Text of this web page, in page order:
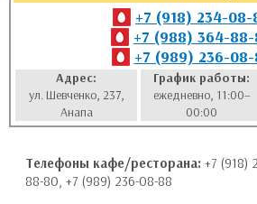
+7 (918) 234-08-
+7 (988) 364-
+7 (989) 236-
Адрес:
ул. Шевченко, 237,
Анапа
График работы:
ежедневно, 11:00–
00:00
Телефоны кафе/ресторана: +7 (918)
88-80, +7 (989) 236-08-88